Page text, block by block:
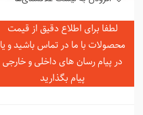
لطفا برای اطلاع دقیق از قیمت
محصولات با ما در تماس باشید و یا
در پیام رسان های داخلی و خارجی
پیام بگذارید